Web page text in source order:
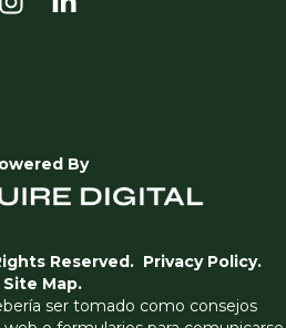
By
Reserved. Privacy Policy.
Site Map.
ser tomado como consejos